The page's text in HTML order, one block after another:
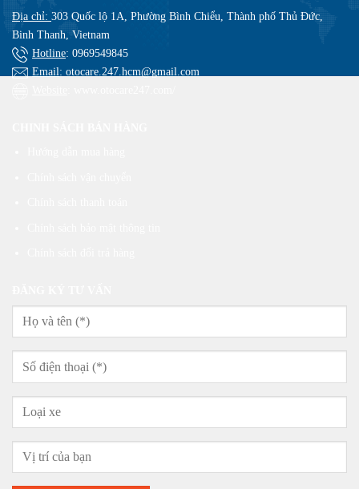
Địa chỉ: 303 Quốc lộ 1A, Phường Bình Chiểu, Thành phố Thủ Đức,
Binh Thanh, Vietnam
Hotline: 0969549845
Email: otocare.247.hcm@gmail.com